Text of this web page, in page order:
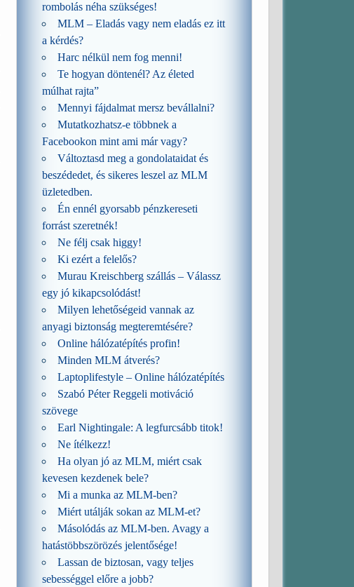
rombolás néha szükséges!
MLM – Eladás vagy nem eladás ez itt
a kérdés?
Harc nélkül nem fog menni!
Te hogyan döntenél? Az életed
múlhat rajta”
Mennyi fájdalmat mersz bevállalni?
Mutatkozhatsz-e többnek a
Facebookon mint ami már vagy?
Változtasd meg a gondolataidat és
beszédedet, és sikeres leszel az MLM
üzletedben.
Én ennél gyorsabb pénzkereseti
forrást szeretnék!
Ne félj csak higgy!
Ki ezért a felelős?
Murau Kreischberg szállás – Válassz
egy jó kikapcsolódást!
Milyen lehetőségeid vannak az
anyagi biztonság megteremtésére?
Online hálózatépítés profin!
Minden MLM átverés?
Laptoplifestyle – Online hálózatépítés
Szabó Péter Reggeli motiváció
szövege
Earl Nightingale: A legfurcsább titok!
Ne ítélkezz!
Ha olyan jó az MLM, miért csak
kevesen kezdenek bele?
Mi a munka az MLM-ben?
Miért utálják sokan az MLM-et?
Másolódás az MLM-ben. Avagy a
hatástöbbszörözés jelentősége!
Lassan de biztosan, vagy teljes
sebességgel előre a jobb?